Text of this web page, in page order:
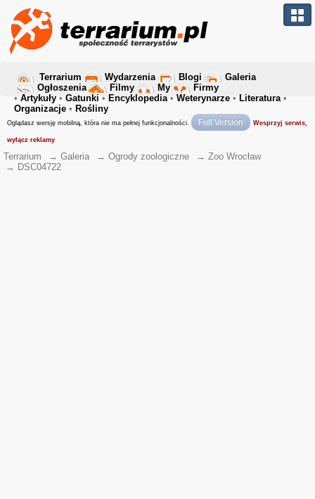
Terrarium Wydarzenia Blogi
Galeria
Ogłoszenia
Filmy My
Firmy
• Artykuły • Gatunki • Encyklopedia• Weterynarze • Literatura•
Organizacje • Rośliny
Oglądasz wersję mobilną, która nie ma pełnej funkcjonalności. Full Version Wesprzyj serwis,
wyłącz reklamy
Terrarium → Galeria → Ogrody zoologiczne → Zoo Wrocław
→ DSC04722